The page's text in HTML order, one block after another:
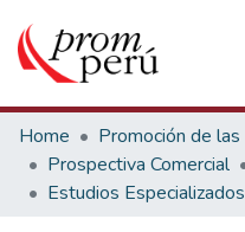
Communities & Collections
All of DSpace
Statistics
Home
Prospectiva Comercial
Estudios Especializados